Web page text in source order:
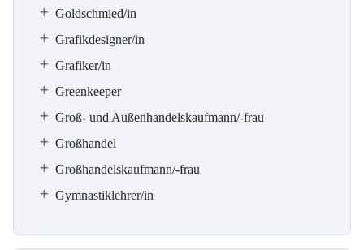
Goldschmied/in
Grafikdesigner/in
Grafiker/in
Greenkeeper
Groß- und Außenhandelskaufmann/-frau
Großhandel
Großhandelskaufmann/-frau
Gymnastiklehrer/in